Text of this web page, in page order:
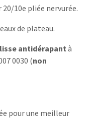
10e pliée nervurée.
de plateau.
antidérapant à
0030 (non
pour une meilleur